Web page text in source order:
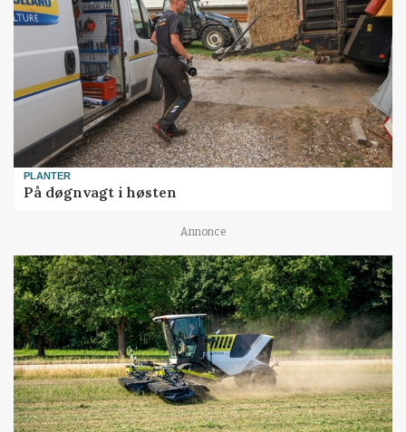
PLANTER
På døgnvagt i høsten
Annonce